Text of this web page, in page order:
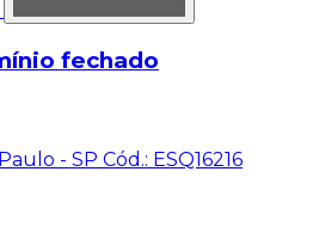
fechado
- SP Cód.: ESQ16216